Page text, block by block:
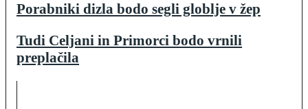
Porabniki dizla bodo segli globlje v žep
Tudi Celjani in Primorci bodo vrnili
preplačila